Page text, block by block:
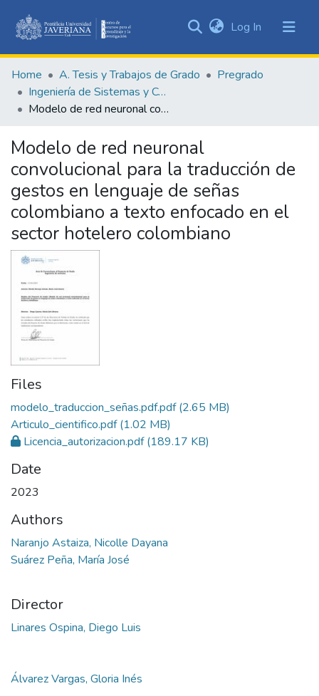
&
Collections
All of DSpace
Statistics
Log In (current)
Home A. Tesis y Trabajos de Grado
Pregrado
Ingeniería de Sistemas y Computación
Modelo de red neuronal convolucional para la traducción de gestos en lenguaje de señas colombiano a texto enfocado en el sector hotelero colombiano
Modelo de red neuronal
convolucional para la traducción de
gestos en lenguaje de señas
colombiano a texto enfocado en el
sector hotelero colombiano
Files
modelo_traduccion_señas.pdf.pdf(2.65 MB)
Articulo_cientifico.pdf(1.02 MB)
Licencia_autorizacion.pdf(189.17 KB)
Date
2023
Authors
Naranjo Astaiza, Nicolle Dayana
Suárez Peña, María José
Director
Linares Ospina, Diego Luis
Álvarez Vargas, Gloria Inés